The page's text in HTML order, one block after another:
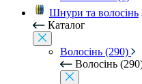
Шнури та волосінь
Каталог
Волосінь (290)
Волосінь